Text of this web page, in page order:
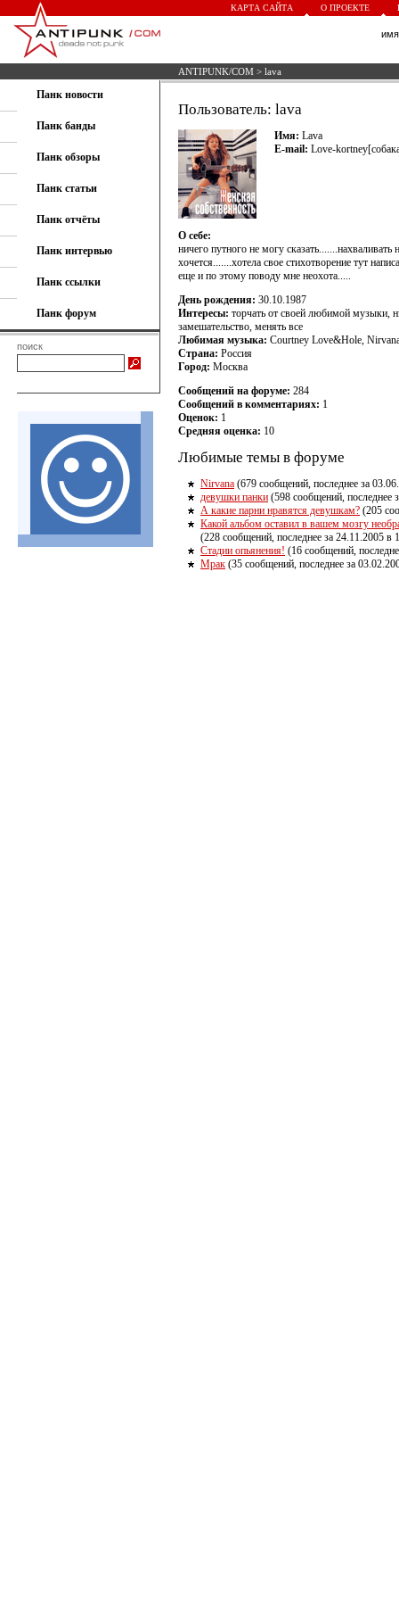
КАРТА САЙТА О ПРОЕКТЕ
ANTIPUNK/COM > lava
Панк новости
Панк банды
Панк обзоры
Панк статьи
Панк отчёты
Панк интервью
Панк ссылки
Панк форум
поиск
Пользователь: lava
Имя: Lava
E-mail: Love-
О себе:
ничего путного не могу
хочется.......хотела свое стихотворение тут
еще и по этому поводу мне неохота.....
День рождения: 30.10.1987
Интересы: торчать от своей любимой музыки,
замешательство, менять все
Любимая музыка: Courtney Love&Hole,
Страна: Россия
Город: Москва
Сообщений на форуме: 284
Сообщений в комментариях: 1
Оценок: 1
Средняя оценка: 10
Любимые темы в форуме
Nirvana (679 сообщений, последнее за
девушки панки (598 сообщений, последнее
А какие парни нравятся девушкам? (205
Какой альбом оставил в вашем мозгу
(228 сообщений, последнее за 24.11.2005 в
Стадии опьянения! (16 сообщений,
Мрак (35 сообщений, последнее за